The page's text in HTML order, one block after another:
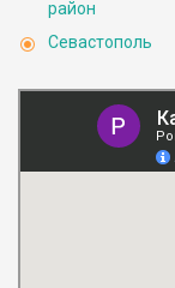
район
Севастополь